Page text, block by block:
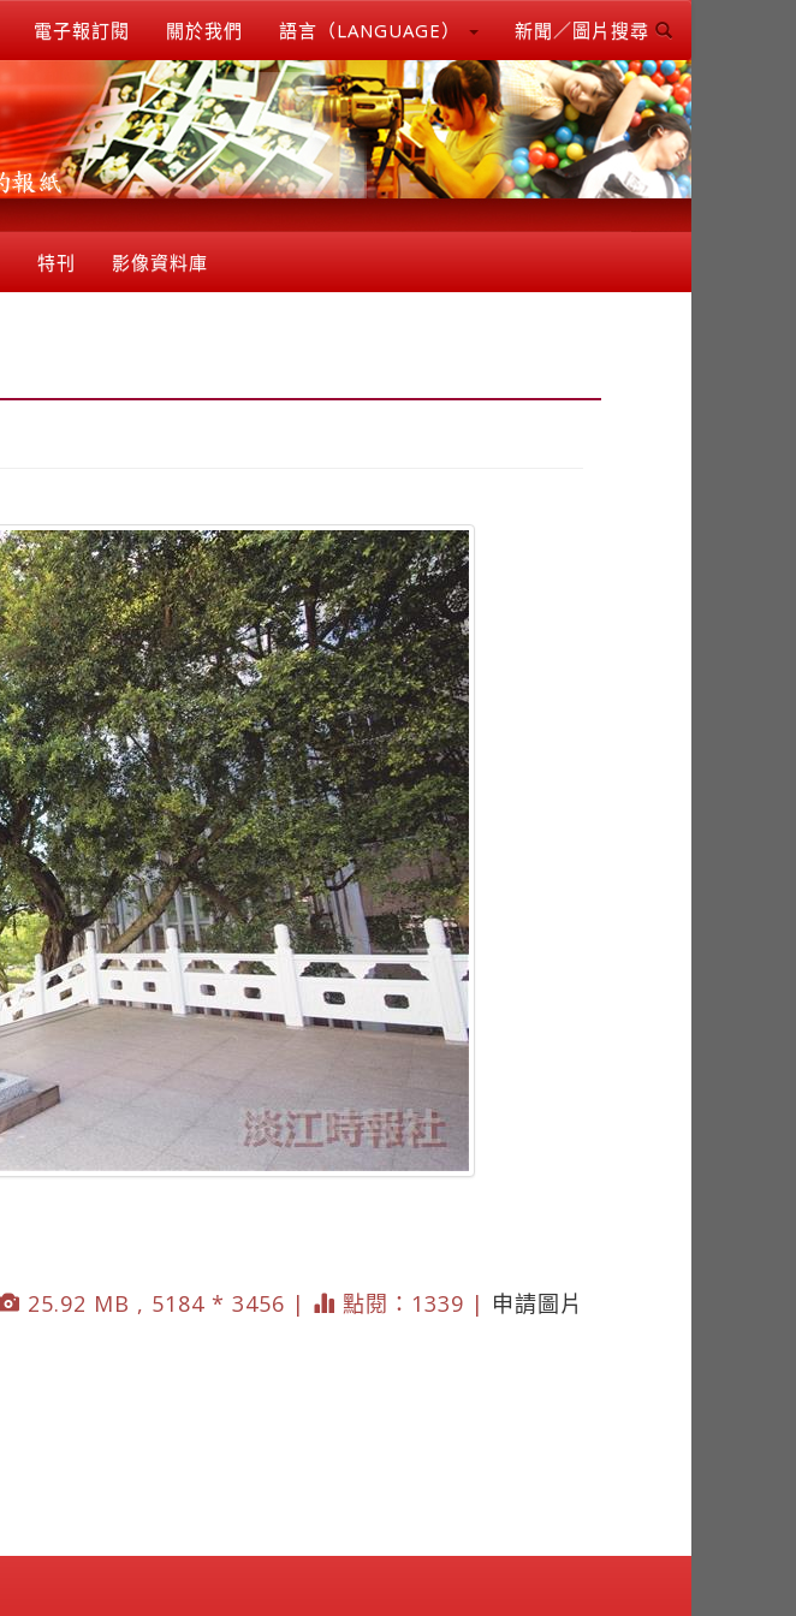
電子報訂閱 關於我們 語言（LANGUAGE） 新聞／圖片搜尋
特刊 影像資料庫
25.92 MB , 5184 * 3456 |
點閱：1339 | 申請圖片